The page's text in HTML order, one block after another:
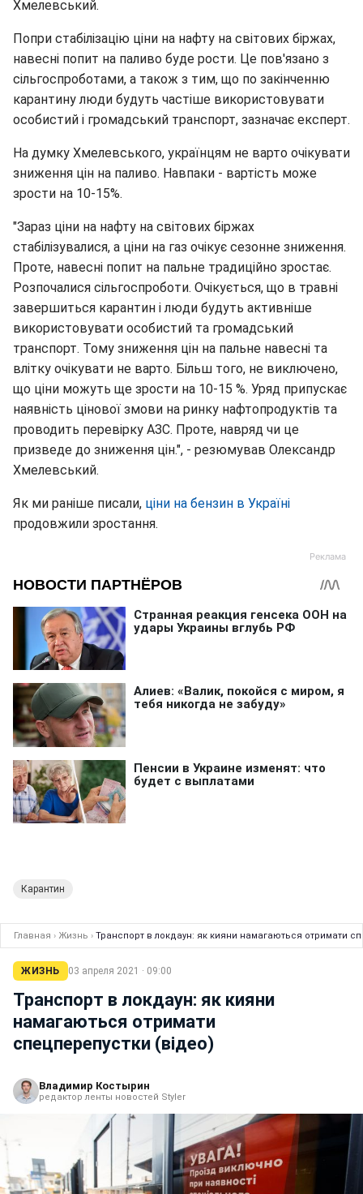
Хмелевський.
Попри стабілізацію ціни на нафту на світових біржах,
навесні попит на паливо буде рости. Це пов'язано з
сільгоспроботами, а також з тим, що по закінченню
карантину люди будуть частіше використовувати
особистий і громадський транспорт, зазначає експерт.
На думку Хмелевського, українцям не варто очікувати
зниження цін на паливо. Навпаки - вартість може
зрости на 10-15%.
"Зараз ціни на нафту на світових біржах
стабілізувалися, а ціни на газ очікує сезонне зниження.
Проте, навесні попит на пальне традиційно зростає.
Розпочалися сільгоспроботи. Очікується, що в травні
завершиться карантин і люди будуть активніше
використовувати особистий та громадський
транспорт. Тому зниження цін на пальне навесні та
влітку очікувати не варто. Більш того, не виключено,
що ціни можуть ще зрости на 10-15 %. Уряд припускає
наявність цінової змови на ринку нафтопродуктів та
проводить перевірку АЗС. Проте, навряд чи це
призведе до зниження цін.", - резюмував Олександр
Хмелевський.
Як ми раніше писали, ціни на бензин в Україні
продовжили зростання.
Карантин
Главная › Жизнь › Транспорт в локдаун: як кияни намагаються отримати
ЖИЗНЬ 03 апреля 2021 · 09:00
Транспорт в локдаун: як кияни
намагаються отримати
спецперепустки (відео)
Владимир Костырин
редактор ленты новостей Styler